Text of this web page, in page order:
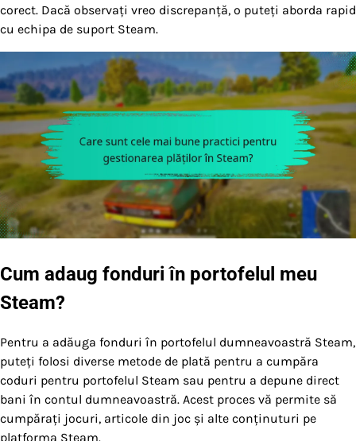
corect. Dacă observați vreo discrepanță, o puteți aborda rapid
cu echipa de suport Steam.
Cum adaug fonduri în portofelul meu
Steam?
Pentru a adăuga fonduri în portofelul dumneavoastră Steam,
puteți folosi diverse metode de plată pentru a cumpăra
coduri pentru portofelul Steam sau pentru a depune direct
bani în contul dumneavoastră. Acest proces vă permite să
cumpărați jocuri, articole din joc și alte conținuturi pe
platforma Steam.